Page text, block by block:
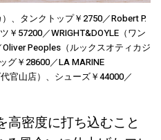
、タンクトップ￥2750／Robert P.
￥57200／WRIGHT&DOYLE（ワン
Peoples（ルックスオティカジ
グ￥28600／LA MARINE
官山店）、シューズ￥44000／
高密度に打ち込むこと